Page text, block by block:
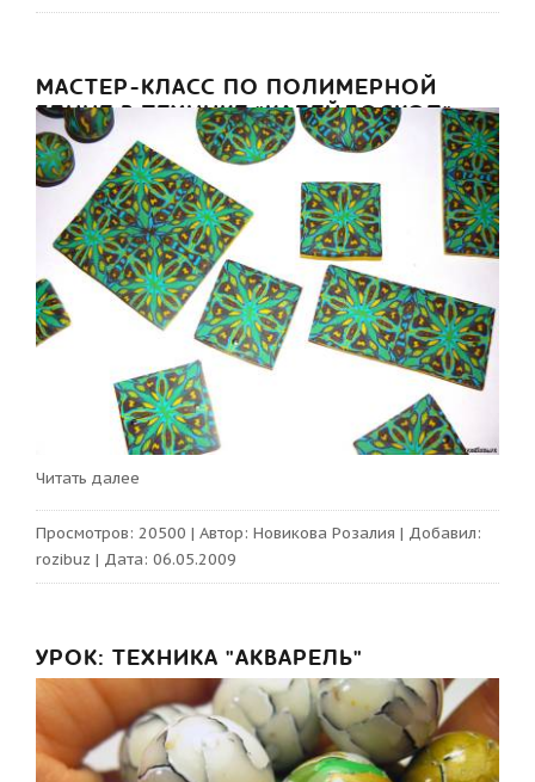
МАСТЕР-КЛАСС ПО ПОЛИМЕРНОЙ
ГЛИНЕ В ТЕХНИКЕ "КАЛЕЙДОСКОП"
Читать далее
Просмотров: 20500 | Автор: Новикова Розалия | Добавил:
rozibuz | Дата: 06.05.2009
УРОК: ТЕХНИКА "АКВАРЕЛЬ"